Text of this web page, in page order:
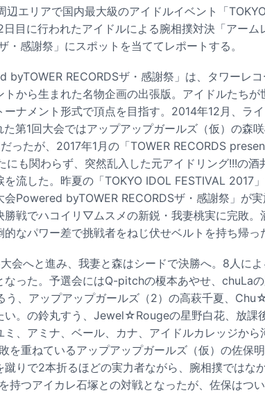
エリアで国内最大級のアイドルイベント「
目に行われたアイドルによる腕相撲対決「アーム
感謝祭」にスポットを当ててレポートする。
byTOWER RECORDSザ・感謝祭」は、タワーレ
から生まれた名物企画の出張版。アイドルたちが
ナメント形式で頂点を目指す。2014年12月、ラ
第1回大会ではアップアップガールズ（仮）の森
ったが、2017年1月の「TOWER RECORDS
も関わらず、突然乱入した元アイドリング!!!の酒
流した。昨夏の「TOKYO IDOL FESTIVAL 2017
Powered byTOWER RECORDSザ・感謝祭」が
戦でハコイリ▽ムスメの新鋭・我妻桃実に完敗。
なパワー差で挑戦者をねじ伏せベルトを持ち帰っ
会へと進み、我妻と森はシードで決勝へ。8人に
った。予選会にはQ-pitchの榎本あやせ、chuLaの
う、アップアップガールズ（2）の高萩千夏、
い。の鈴丸すう、Jewel☆Rougeの星野白花、放課
、アミナ、ベール、カナ、アイドルカレッジから
を重ねているアップアップガールズ（仮）の佐保
りで2本折るほどの実力者ながら、腕相撲ではな
持つアイカレ石塚との対戦となったが、佐保はつ